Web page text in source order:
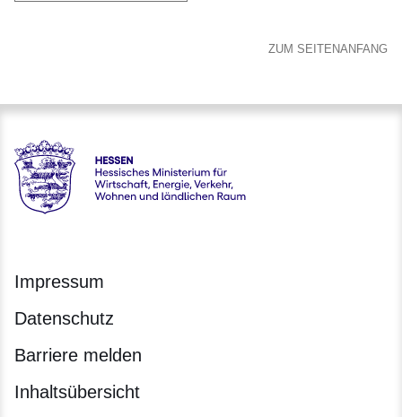
ZUM SEITENANFANG
Hessen - Hessisches Ministerium für Wirtschaft, Energie,
Impressum
Datenschutz
Barriere melden
Inhaltsübersicht